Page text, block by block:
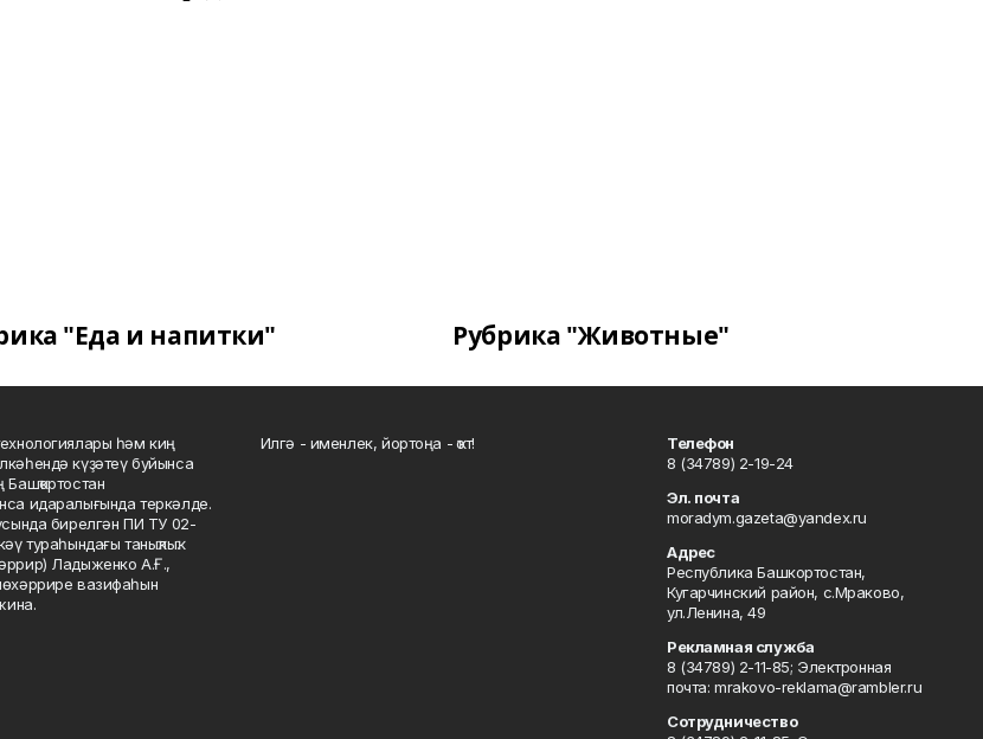
"Еда и напитки" Рубрика "Животные"
һәм киң
күҙәтеү буйынса
идаралығында теркәлде.
бирелгән ПИ ТУ 02-
тураһындағы таныҡлыҡ.
Ладыженко А.Ғ.,
вазифаһын
Илгә - именлек, йортоңа - ҡот!
Телефон
8 (34789) 2-19-24
Эл. почта
moradym.gazeta@yandex.ru
Адрес
Республика Башкортостан,
Кугарчинский район, с.Мраково,
ул.Ленина, 49
Рекламная служба
8 (34789) 2-11-85; Электронная
почта: mrakovo-reklama@rambler.ru
Сотрудничество